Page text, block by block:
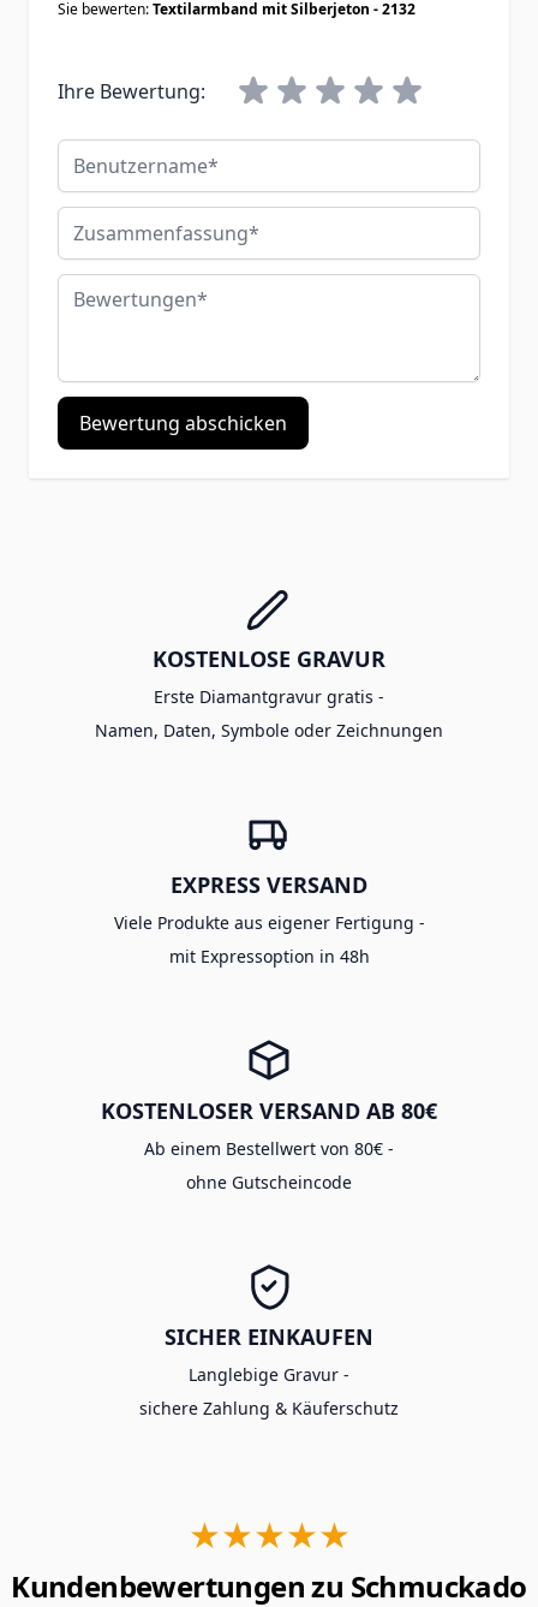
Sie bewerten:Textilarmband mit Silberjeton - 2132
Ihre Bewertung:
Benutzername
Zusammenfassung
Bewertungen
Bewertung abschicken
KOSTENLOSE GRAVUR
Erste Diamantgravur gratis -
Namen, Daten, Symbole oder Zeichnungen
EXPRESS VERSAND
Viele Produkte aus eigener Fertigung -
mit Expressoption in 48h
KOSTENLOSER VERSAND AB 80€
Ab einem Bestellwert von 80€ -
ohne Gutscheincode
SICHER EINKAUFEN
Langlebige Gravur -
sichere Zahlung & Käuferschutz
★★★★★
Kundenbewertungen zu Schmuckado